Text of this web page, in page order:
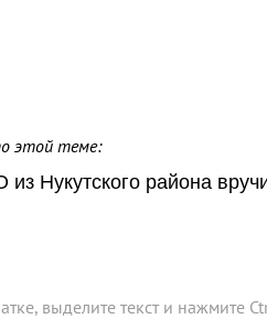
этой теме:
Нукутского района
выделите текст и нажмите